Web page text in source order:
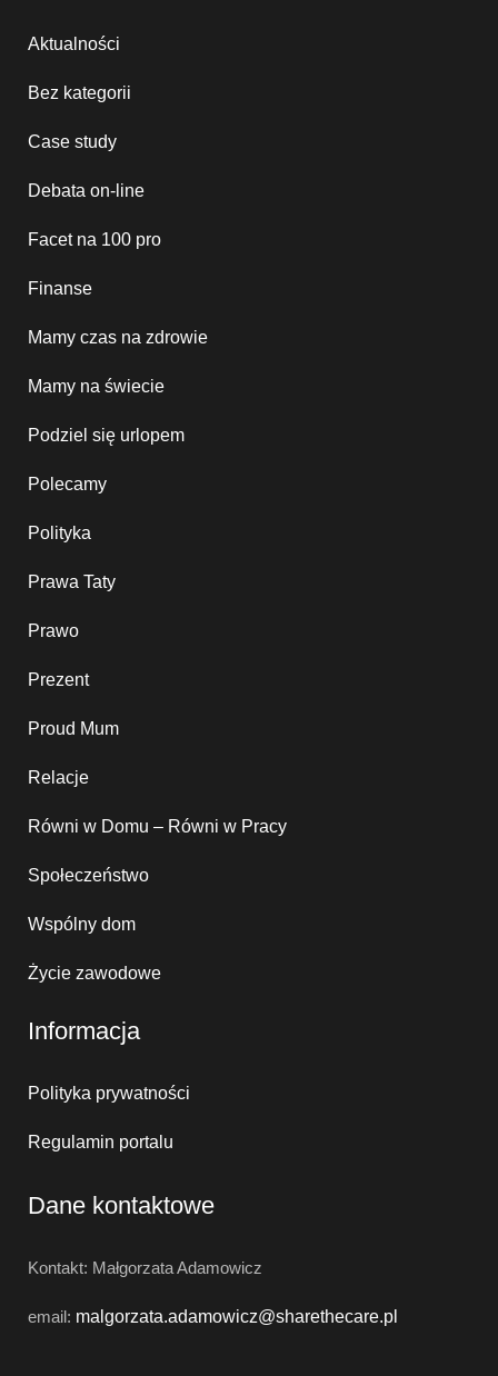
Aktualności
Bez kategorii
Case study
Debata on-line
Facet na 100 pro
Finanse
Mamy czas na zdrowie
Mamy na świecie
Podziel się urlopem
Polecamy
Polityka
Prawa Taty
Prawo
Prezent
Proud Mum
Relacje
Równi w Domu – Równi w Pracy
Społeczeństwo
Wspólny dom
Życie zawodowe
Informacja
Polityka prywatności
Regulamin portalu
Dane kontaktowe
Kontakt: Małgorzata Adamowicz
email: malgorzata.adamowicz@sharethecare.pl